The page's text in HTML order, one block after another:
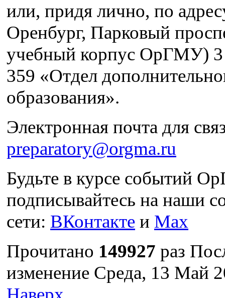
или, придя лично, по
Оренбург, Парковый
учебный корпус ОрГМУ) 3
359 «Отдел
образования».
Электронная почта для
preparatory@orgma.ru
Будьте в курсе событий
подписывайтесь на наши
сети: ВКонтакте и Max
Прочитано 149927 раз
изменение Среда, 13 Май